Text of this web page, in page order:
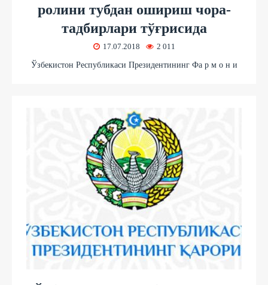
ролини тубдан ошириш чора-
тадбирлари тўғрисида
17.07.2018 2 011
Ўзбекистон Республикаси Президентининг Фа р м о н и